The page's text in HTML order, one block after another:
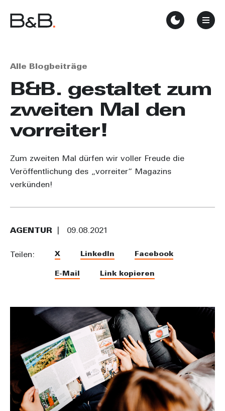
Alle Blogbeiträge
B&B. gestaltet zum
zweiten Mal den
vorreiter!
Zum zweiten Mal dürfen wir voller Freude die
Veröffentlichung des „vorreiter“ Magazins
verkünden!
AGENTUR 09.08.2021
Teilen: X LinkedIn Facebook
E-Mail Link kopieren